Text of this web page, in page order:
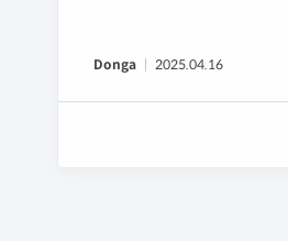
Donga 2025.04.16